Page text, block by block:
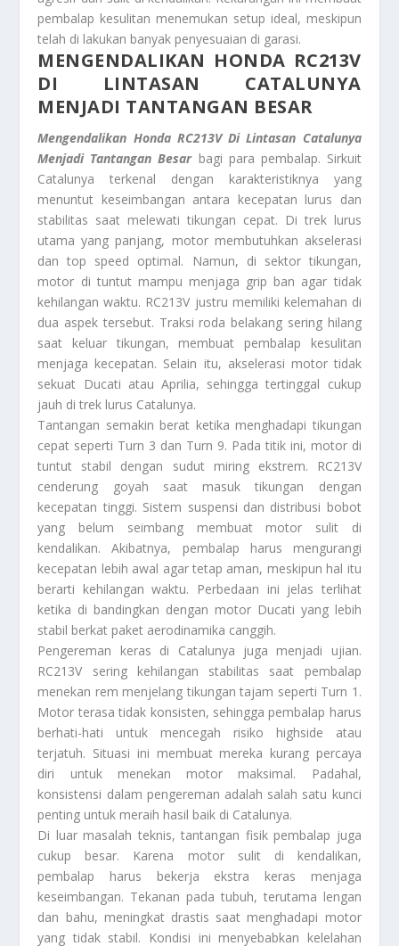
pembalap kesulitan menemukan setup ideal, meskipun
telah di lakukan banyak penyesuaian di garasi.
MENGENDALIKAN HONDA RC213V
DI LINTASAN CATALUNYA
MENJADI TANTANGAN BESAR
Mengendalikan Honda RC213V Di Lintasan Catalunya
Menjadi Tantangan Besarbagi para pembalap. Sirkuit
Catalunya terkenal dengan karakteristiknya yang
menuntut keseimbangan antara kecepatan lurus dan
stabilitas saat melewati tikungan cepat. Di trek lurus
utama yang panjang, motor membutuhkan akselerasi
dan top speed optimal. Namun, di sektor tikungan,
motor di tuntut mampu menjaga grip ban agar tidak
kehilangan waktu. RC213V justru memiliki kelemahan di
dua aspek tersebut. Traksi roda belakang sering hilang
saat keluar tikungan, membuat pembalap kesulitan
menjaga kecepatan. Selain itu, akselerasi motor tidak
sekuat Ducati atau Aprilia, sehingga tertinggal cukup
jauh di trek lurus Catalunya.
Tantangan semakin berat ketika menghadapi tikungan
cepat seperti Turn 3 dan Turn 9. Pada titik ini, motor di
tuntut stabil dengan sudut miring ekstrem. RC213V
cenderung goyah saat masuk tikungan dengan
kecepatan tinggi. Sistem suspensi dan distribusi bobot
yang belum seimbang membuat motor sulit di
kendalikan. Akibatnya, pembalap harus mengurangi
kecepatan lebih awal agar tetap aman, meskipun hal itu
berarti kehilangan waktu. Perbedaan ini jelas terlihat
ketika di bandingkan dengan motor Ducati yang lebih
stabil berkat paket aerodinamika canggih.
Pengereman keras di Catalunya juga menjadi ujian.
RC213V sering kehilangan stabilitas saat pembalap
menekan rem menjelang tikungan tajam seperti Turn 1.
Motor terasa tidak konsisten, sehingga pembalap harus
berhati-hati untuk mencegah risiko highside atau
terjatuh. Situasi ini membuat mereka kurang percaya
diri untuk menekan motor maksimal. Padahal,
konsistensi dalam pengereman adalah salah satu kunci
penting untuk meraih hasil baik di Catalunya.
Di luar masalah teknis, tantangan fisik pembalap juga
cukup besar. Karena motor sulit di kendalikan,
pembalap harus bekerja ekstra keras menjaga
keseimbangan. Tekanan pada tubuh, terutama lengan
dan bahu, meningkat drastis saat menghadapi motor
yang tidak stabil. Kondisi ini menyebabkan kelelahan